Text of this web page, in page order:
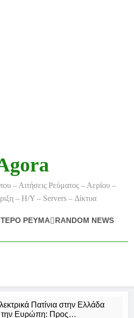
– Αιτήσεις Ρεύματος – Αερίου –
– Η/Υ – Servers – Δίκτυα
ΡΕΥΜΑ RANDOM NEWS
Πατίνια στην Ελλάδα
Ευρώπη: Προς